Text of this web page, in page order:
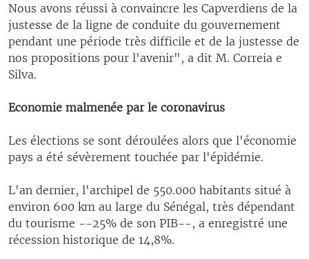
Nous avons réussi à convaincre les Capverdiens de la
justesse de la ligne de conduite du gouvernement
pendant une période très difficile et de la justesse de
nos propositions pour l'avenir", a dit M. Correia e
Silva.
Economie malmenée par le coronavirus
Les élections se sont déroulées alors que l'économie
pays a été sévèrement touchée par l'épidémie.
L'an dernier, l'archipel de 550.000 habitants situé à
environ 600 km au large du Sénégal, très dépendant
du tourisme --25% de son PIB--, a enregistré une
récession historique de 14,8%.